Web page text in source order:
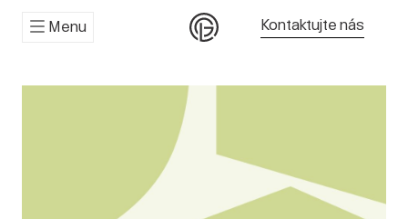
Menu Kontaktujte nás